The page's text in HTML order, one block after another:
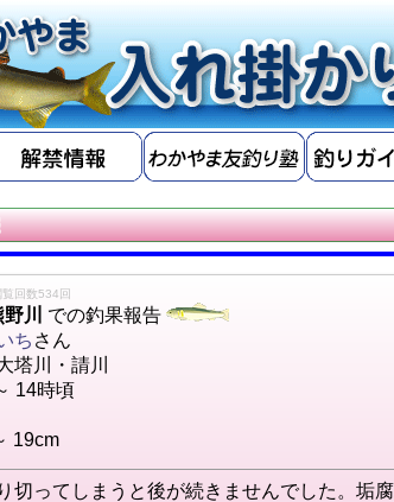
回数534回
川
での釣果報告
ち さん
塔川・請川
14時頃
19cm
切ってしまうと後が続きませんでした。垢